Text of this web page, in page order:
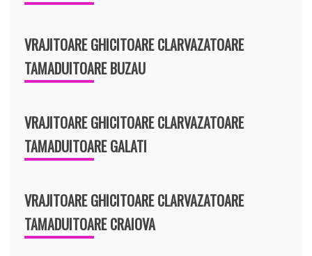
VRAJITOARE GHICITOARE CLARVAZATOARE
TAMADUITOARE BUZAU
VRAJITOARE GHICITOARE CLARVAZATOARE
TAMADUITOARE GALATI
VRAJITOARE GHICITOARE CLARVAZATOARE
TAMADUITOARE CRAIOVA